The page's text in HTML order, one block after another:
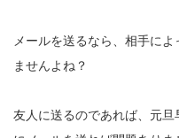
メールを送るなら、相手によ
ませんよね？
友人に送るのであれば、元